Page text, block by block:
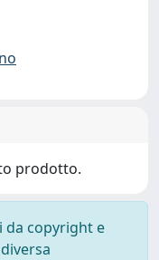
prodotto.
da copyright e